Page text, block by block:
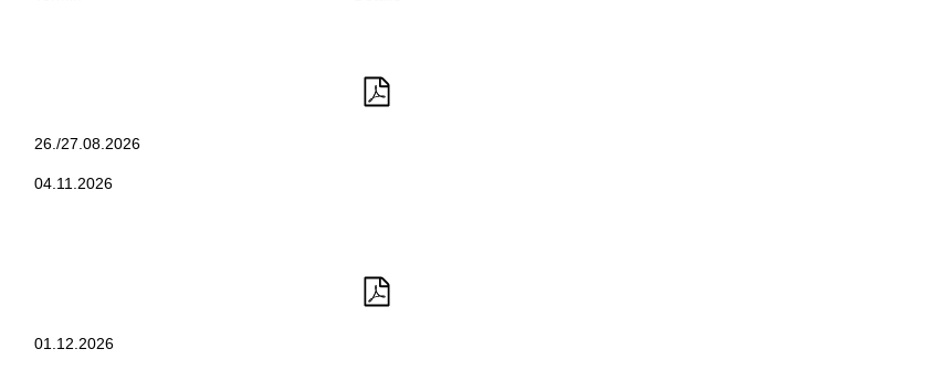
26./27.08.2026
04.11.2026
01.12.2026